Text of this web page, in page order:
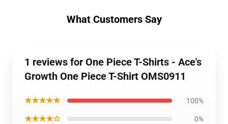
What Customers Say
1 reviews for One Piece T-Shirts - Ace's
Growth One Piece T-Shirt OMS0911
★★★★★ 100%
★★★★☆ 0%